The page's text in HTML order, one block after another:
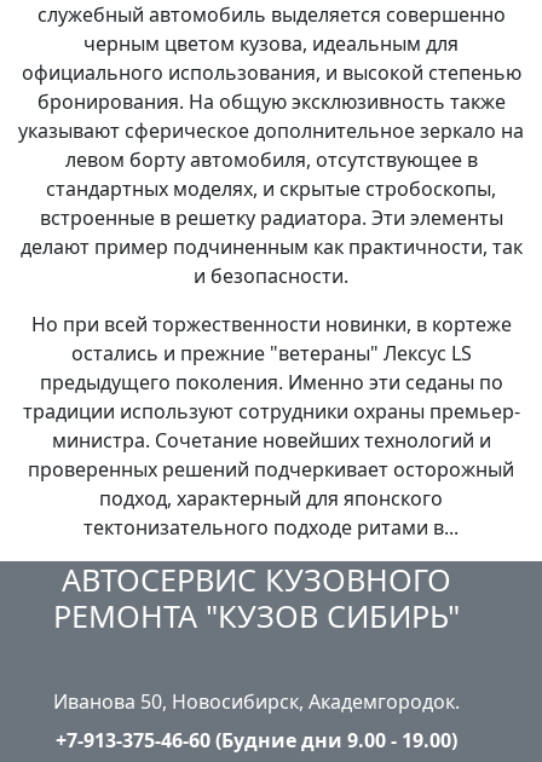
служебный автомобиль выделяется совершенно
черным цветом кузова, идеальным для
официального использования, и высокой степенью
бронирования. На общую эксклюзивность также
указывают сферическое дополнительное зеркало на
левом борту автомобиля, отсутствующее в
стандартных моделях, и скрытые стробоскопы,
встроенные в решетку радиатора. Эти элементы
делают пример подчиненным как практичности, так
и безопасности.
Но при всей торжественности новинки, в кортеже
остались и прежние "ветераны" Лексус LS
предыдущего поколения. Именно эти седаны по
традиции используют сотрудники охраны премьер-
министра. Сочетание новейших технологий и
проверенных решений подчеркивает осторожный
подход, характерный для японского
тектонизательного подходе ритами в...
АВТОСЕРВИС КУЗОВНОГО
РЕМОНТА "КУЗОВ СИБИРЬ"
Иванова 50, Новосибирск, Академгородок.
+7-913-375-46-60 (Будние дни 9.00 - 19.00)